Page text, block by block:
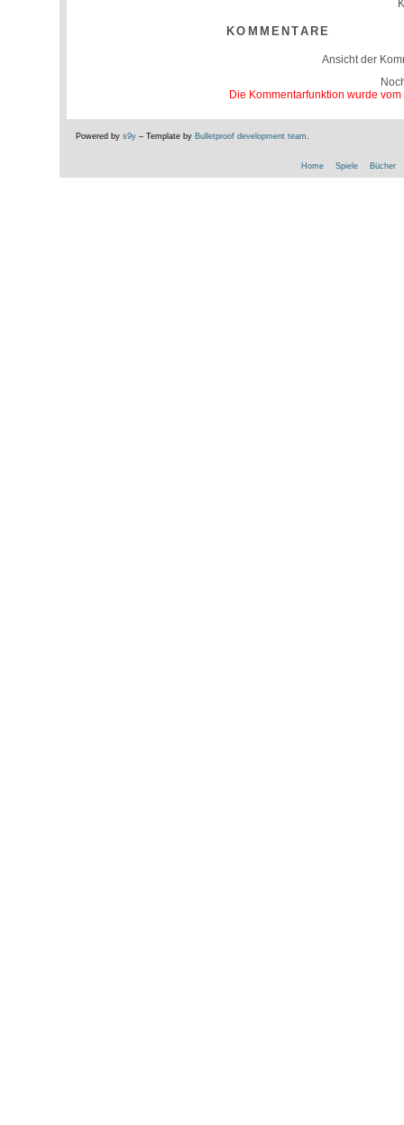
KOMMENTARE
Ansicht der
Die Kommentarfunktion wurde
Powered by s9y– Template by Bulletproof development team
Home Spiele Bücher